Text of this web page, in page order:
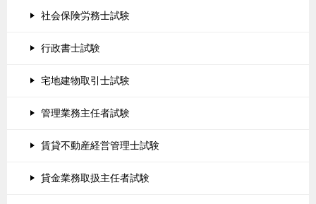
社会保険労務士試験
行政書士試験
宅地建物取引士試験
管理業務主任者試験
賃貸不動産経営管理士試験
貸金業務取扱主任者試験